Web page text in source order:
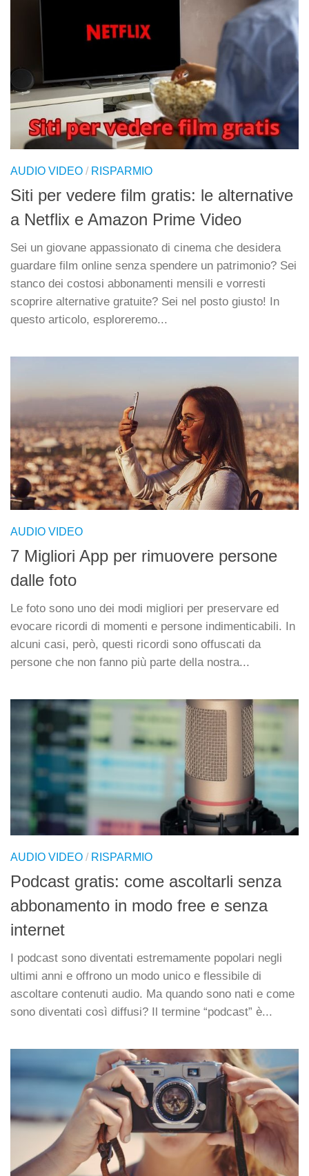
AUDIO VIDEO / RISPARMIO
Siti per vedere film gratis: le alternative
a Netflix e Amazon Prime Video
Sei un giovane appassionato di cinema che desidera
guardare film online senza spendere un patrimonio? Sei
stanco dei costosi abbonamenti mensili e vorresti
scoprire alternative gratuite? Sei nel posto giusto! In
questo articolo, esploreremo...
AUDIO VIDEO
7 Migliori App per rimuovere persone
dalle foto
Le foto sono uno dei modi migliori per preservare ed
evocare ricordi di momenti e persone indimenticabili. In
alcuni casi, però, questi ricordi sono offuscati da
persone che non fanno più parte della nostra...
AUDIO VIDEO / RISPARMIO
Podcast gratis: come ascoltarli senza
abbonamento in modo free e senza
internet
I podcast sono diventati estremamente popolari negli
ultimi anni e offrono un modo unico e flessibile di
ascoltare contenuti audio. Ma quando sono nati e come
sono diventati così diffusi? Il termine “podcast” è...